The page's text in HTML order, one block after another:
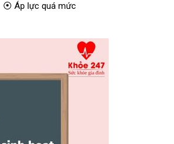
⦿ Áp lực quá mức